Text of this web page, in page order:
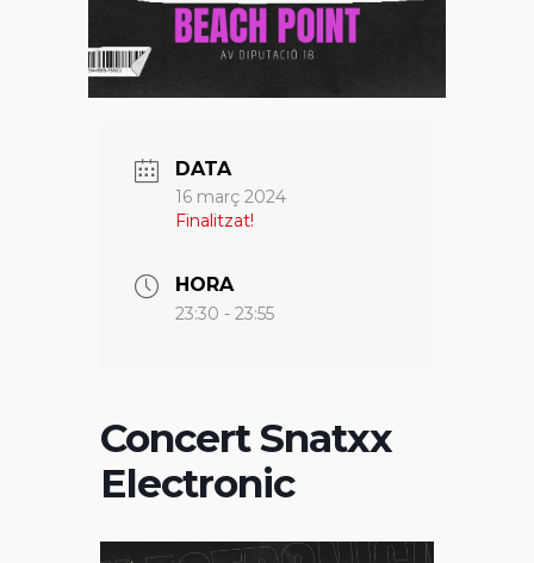
DATA
16 març 2024
Finalitzat!
HORA
23:30 - 23:55
Concert Snatxx
Electronic